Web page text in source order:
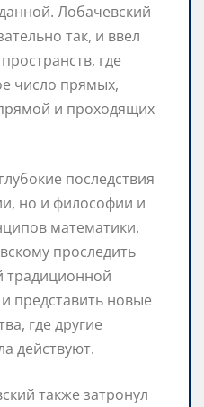
Лобачевский
так, и ввел
где
число прямых,
и проходящих
последствия
но и философии и
математики.
проследить
традиционной
представить новые
где другие
действуют.
также затронул